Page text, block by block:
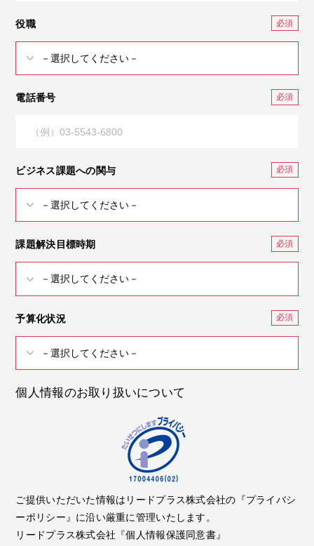
役職
電話番号
ビジネス課題への関与
課題解決目標時期
予算化状況
個人情報のお取り扱いについて
ご提供いただいた情報はリードプラス株式会社の『プライバシ
ーポリシー』に沿い厳重に管理いたします。
リードプラス株式会社『個人情報保護同意書』